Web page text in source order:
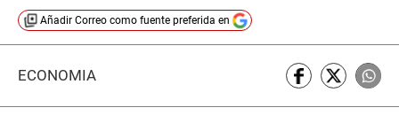
Añadir Correo como fuente preferida en
ECONOMÍA